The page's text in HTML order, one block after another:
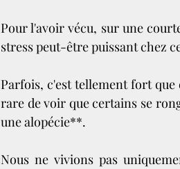
Pour l'avoir vécu, sur une
stress peut-être puissant chez
Parfois, c'est tellement fort que
rare de voir que certains se
une alopécie**.
Nous ne vivions pas